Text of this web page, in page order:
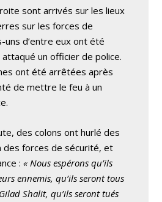
sont arrivés sur les lieux
sur les forces de
uns d’entre eux ont été
un officier de police.
ont été arrêtées après
de mettre le feu à un
des colons ont hurlé des
des forces de sécurité, et
:« Nous espérons qu’ils
ennemis, qu’ils seront tous
Shalit, qu’ils seront tués